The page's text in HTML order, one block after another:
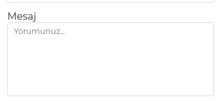
Mesaj